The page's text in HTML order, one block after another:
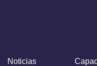
Noticias